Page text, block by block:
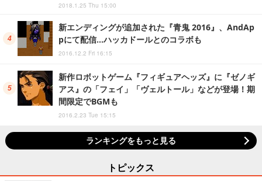
2018.1.25 Thu 15:00
新エンディングが追加された『青鬼 2016』、AndAp
pにて配信…ハッカドールとのコラボも
2016.12.2 Fri 16:15
新作ロボットゲーム『フィギュアヘッズ』に『ゼノギ
アス』の「フェイ」「ヴェルトール」などが登場！期
間限定でBGMも
2016.2.23 Tue 15:15
ランキングをもっと見る
トピックス